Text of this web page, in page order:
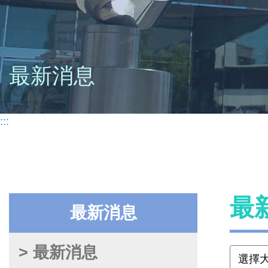
最新消息
:::
最新消息
> 最新消息
最